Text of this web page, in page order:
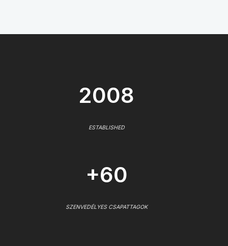
2008
ESTABLISHED
+60
SZENVEDÉLYES CSAPATTAGOK